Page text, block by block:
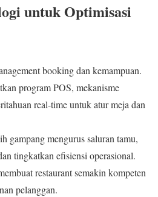
untuk Optimisasi
booking dan kemampuan.
program POS, mekanisme
real-time untuk atur meja dan
gampang mengurus saluran tamu,
tingkatkan efisiensi operasional.
restaurant semakin kompeten
pelanggan.